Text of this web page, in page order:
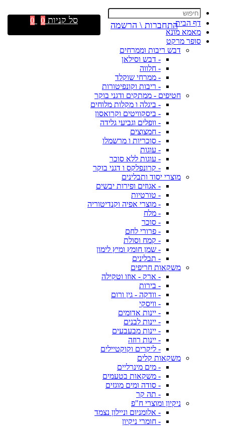
דף הבית
מאמא מונא
סופר מרקט
דבש ריבות וממרחים
- דבש וסילאן
- חלווה
- ממרחי שוקלד
- ריבות וקונפיטורות
חטיפים - ממתקים ודגני בוקר
- ביגלה ו מקלות מלוחים
- ביסקוויטים וקרואסון
- וופלים וגביעי גלידה
- חמצוצים
- סוכריות ו מרשמלו
- עוגות
- עוגות ללא סוכר
- קרונפלקס ו דגני בוקר
מוצרי יסוד ותבלינים
- אגוזים ופירות יבשים
- טורטיות
- מוצרי אפיה וקנדיטוריה
- מלח
- סוכר
- פרורי לחם
- קמח וסולת
- שמן חומץ ומיץ לימון
- תבלינים
משקאות חריפים
- ארק - אוזו וטקילה
- בירות
- וודקה - גין ורום
- וויסקי
- יינות אדומים
- יינות לבנים
- יינות מבעבעים
- יינות רוזה
- ליקרים וקוקטיילים
משקאות קלים
- מים מינרליים
- משקאות בטעמים
- סודה ומים מוגזים
- תה קר
ניקיון ומוצרי ח"פ
- אלומניום וניילון נצמד
- חומרי ניקיון
התחברות \ הרשמה סל קניות 0
0